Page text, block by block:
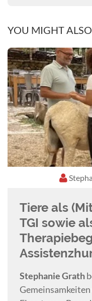
Berufspolitische
der Gesellschaft
–therapie
European
Ethology
und Artikel zum
Haustieren,
Referentin auf
Kongressen.
YOU MIGHT
Tiere als
TGI sowie
Stephanie Grath